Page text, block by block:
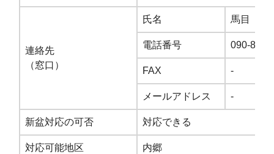
連絡先
（窓口）
氏名 馬目 季
電話番号 090-
FAX -
メールアドレス -
新盆対応の可否 対応できる
対応可能地区 内郷